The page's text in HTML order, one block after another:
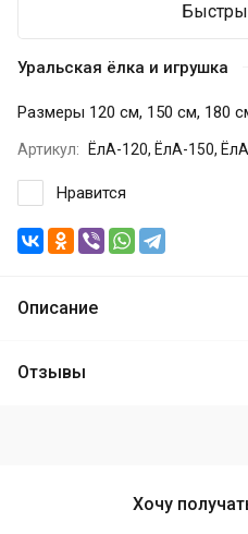
Уральская ёлка и игрушка
Размеры 120 см, 150 см, 180
Артикул: ЁлА-120, ЁлА-150,
Нравится
Описание
Отзывы
Хочу